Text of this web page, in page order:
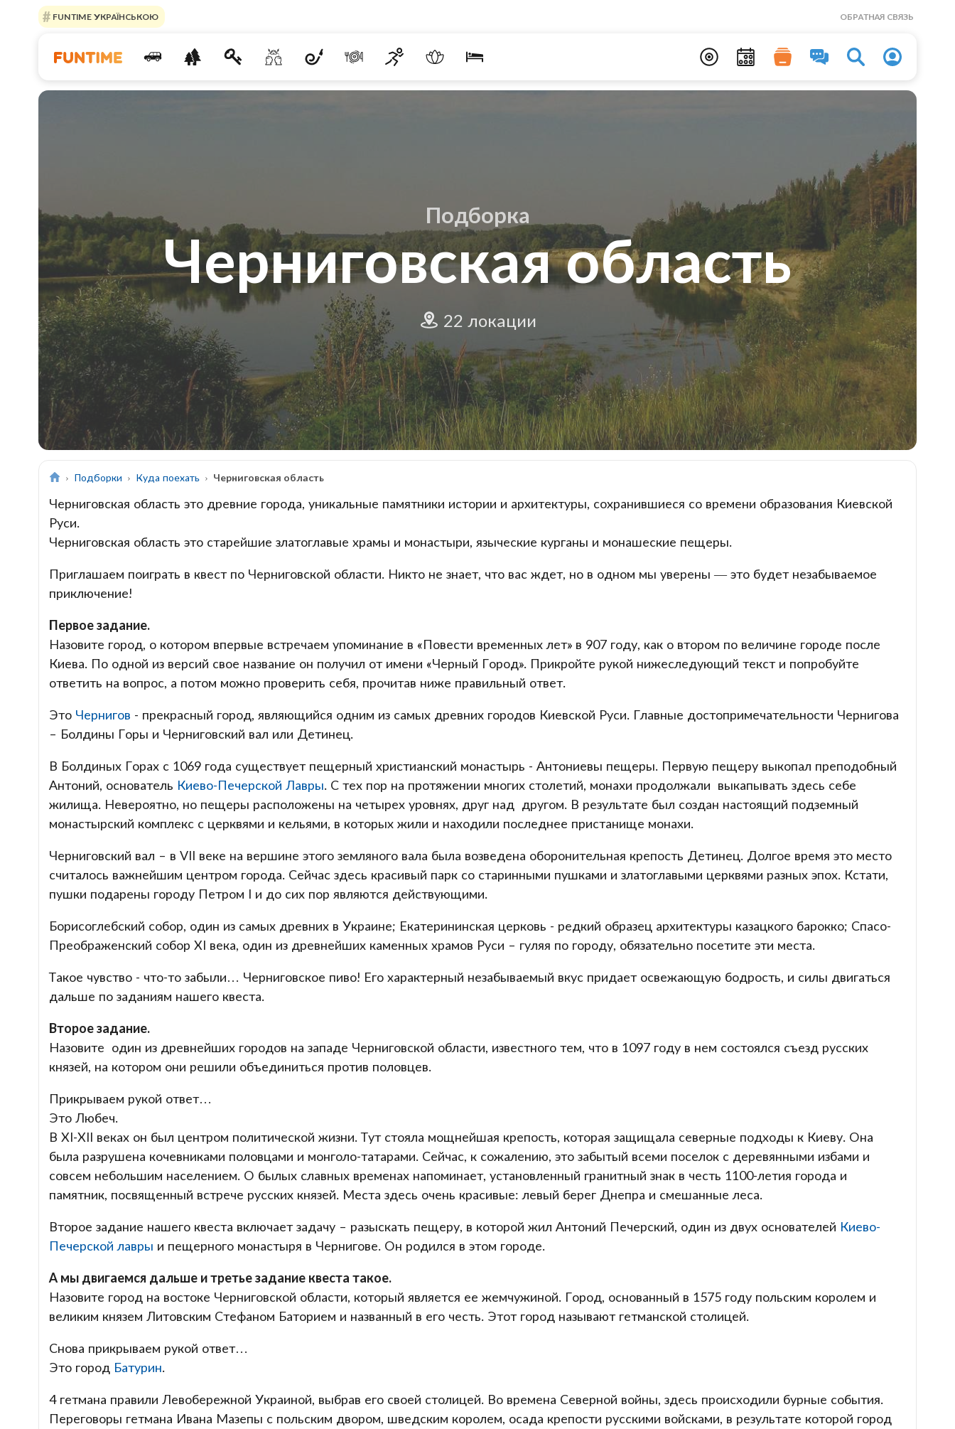
FUNTIME УКРАЇНСЬКОЮ ОБРАТНАЯ СВЯЗЬ
Подборка
Черниговская область
22 локации
Подборки Куда поехать Черниговская область
Черниговская область это древние города, уникальные памятники истории и архитектуры, сохранившиеся со времени образования Киевской
Руси.
Черниговская область это старейшие златоглавые храмы и монастыри, языческие курганы и монашеские пещеры.
Приглашаем поиграть в квест по Черниговской области. Никто не знает, что вас ждет, но в одном мы уверены — это будет незабываемое
приключение!
Первое задание.
Назовите город, о котором впервые встречаем упоминание в «Повести временных лет» в 907 году, как о втором по величине городе после
Киева. По одной из версий свое название он получил от имени «Черный Город». Прикройте рукой нижеследующий текст и попробуйте
ответить на вопрос, а потом можно проверить себя, прочитав ниже правильный ответ.
Это Чернигов - прекрасный город, являющийся одним из самых древних городов Киевской Руси. Главные достопримечательности Чернигова
– Болдины Горы и Черниговский вал или Детинец.
В Болдиных Горах с 1069 года существует пещерный христианский монастырь - Антониевы пещеры. Первую пещеру выкопал преподобный
Антоний, основатель Киево-Печерской Лавры. С тех пор на протяжении многих столетий, монахи продолжали выкапывать здесь себе
жилища. Невероятно, но пещеры расположены на четырех уровнях, друг над другом. В результате был создан настоящий подземный
монастырский комплекс с церквями и кельями, в которых жили и находили последнее пристанище монахи.
Черниговский вал – в VII веке на вершине этого земляного вала была возведена оборонительная крепость Детинец. Долгое время это место
считалось важнейшим центром города. Сейчас здесь красивый парк со старинными пушками и златоглавыми церквями разных эпох. Кстати,
пушки подарены городу Петром I и до сих пор являются действующими.
Борисоглебский собор, один из самых древних в Украине; Екатерининская церковь - редкий образец архитектуры казацкого барокко; Спасо-
Преображенский собор XI века, один из древнейших каменных храмов Руси – гуляя по городу, обязательно посетите эти места.
Такое чувство - что-то забыли… Черниговское пиво! Его характерный незабываемый вкус придает освежающую бодрость, и силы двигаться
дальше по заданиям нашего квеста.
Второе задание.
Назовите один из древнейших городов на западе Черниговской области, известного тем, что в 1097 году в нем состоялся съезд русских
князей, на котором они решили объединиться против половцев.
Прикрываем рукой ответ…
Это Любеч.
В XI-XII веках он был центром политической жизни. Тут стояла мощнейшая крепость, которая защищала северные подходы к Киеву. Она
была разрушена кочевниками половцами и монголо-татарами. Сейчас, к сожалению, это забытый всеми поселок с деревянными избами и
совсем небольшим населением. О былых славных временах напоминает, установленный гранитный знак в честь 1100-летия города и
памятник, посвященный встрече русских князей. Места здесь очень красивые: левый берег Днепра и смешанные леса.
Второе задание нашего квеста включает задачу – разыскать пещеру, в которой жил Антоний Печерский, один из двух основателей Киево-
Печерской лавры и пещерного монастыря в Чернигове. Он родился в этом городе.
А мы двигаемся дальше и третье задание квеста такое.
Назовите город на востоке Черниговской области, который является ее жемчужиной. Город, основанный в 1575 году польским королем и
великим князем Литовским Стефаном Баторием и названный в его честь. Этот город называют гетманской столицей.
Снова прикрываем рукой ответ…
Это город Батурин.
4 гетмана правили Левобережной Украиной, выбрав его своей столицей. Во времена Северной войны, здесь происходили бурные события.
Переговоры гетмана Ивана Мазепы с польским двором, шведским королем, осада крепости русскими войсками, в результате которой город